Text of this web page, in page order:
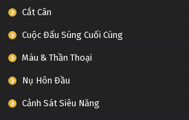
Cắt Cân
Cuộc Đấu Súng Cuối Cùng
Máu & Thần Thoại
Nụ Hôn Đầu
Cảnh Sát Siêu Năng